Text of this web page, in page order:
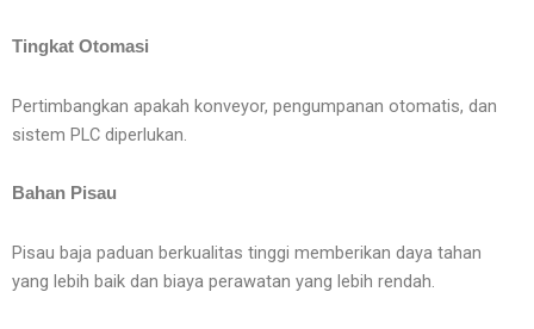
Tingkat Otomasi
Pertimbangkan apakah konveyor, pengumpanan otomatis, dan
sistem PLC diperlukan.
Bahan Pisau
Pisau baja paduan berkualitas tinggi memberikan daya tahan
yang lebih baik dan biaya perawatan yang lebih rendah.